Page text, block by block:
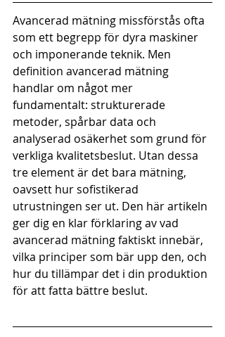
Avancerad mätning missförstås ofta
som ett begrepp för dyra maskiner
och imponerande teknik. Men
definition avancerad mätning
handlar om något mer
fundamentalt: strukturerade
metoder, spårbar data och
analyserad osäkerhet som grund för
verkliga kvalitetsbeslut. Utan dessa
tre element är det bara mätning,
oavsett hur sofistikerad
utrustningen ser ut. Den här artikeln
ger dig en klar förklaring av vad
avancerad mätning faktiskt innebär,
vilka principer som bär upp den, och
hur du tillämpar det i din produktion
för att fatta bättre beslut.